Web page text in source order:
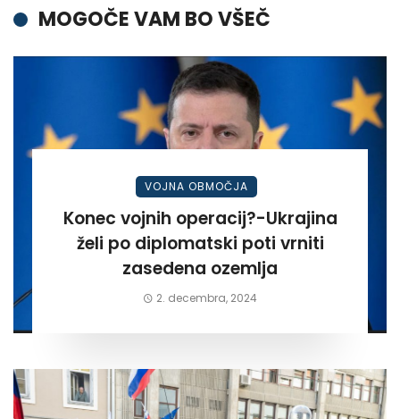
MOGOČE VAM BO VŠEČ
VOJNA OBMOČJA
Konec vojnih operacij?-Ukrajina
želi po diplomatski poti vrniti
zasedena ozemlja
2. decembra, 2024